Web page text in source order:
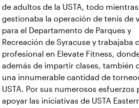
de adultos de la USTA, todo mientras
gestionaba la operación de tenis de
para el Departamento de Parques y
Recreación de Syracuse y trabajaba
profesional en Elevate Fitness,
además de impartir clases, también
una innumerable cantidad de
USTA. Por sus numerosos esfuerzos
apoyar las iniciativas de USTA